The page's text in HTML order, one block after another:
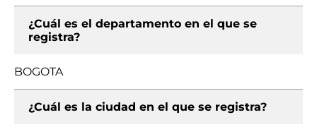
¿Cuál es el departamento en el que se
registra?
BOGOTA
¿Cuál es la ciudad en el que se registra?